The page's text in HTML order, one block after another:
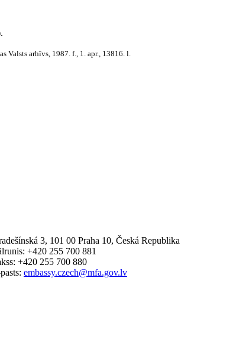
Valsts arhīvs, 1987. f., 1. apr., 13816. l.
3, 101 00 Praha 10, Česká Republika
+420 255 700 881
+420 255 700 880
embassy.czech@mfa.gov.lv